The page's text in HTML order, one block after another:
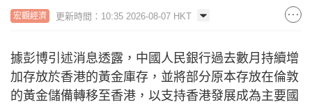
宏觀經濟 更新時間：10:35 2026-08-07 HKT
據彭博引述消息透露，中國人民銀行過去數月持續增
加存放於香港的黃金庫存，並將部分原本存放在倫敦
的黃金儲備轉移至香港，以支持香港發展成為主要國